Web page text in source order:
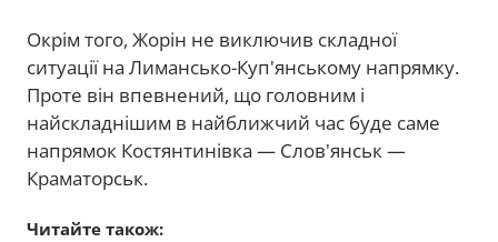
Окрім того, Жорін не виключив складної
ситуації на Лимансько-Куп'янському напрямку.
Проте він впевнений, що головним і
найскладнішим в найближчий час буде саме
напрямок Костянтинівка — Слов'янськ —
Краматорськ.
Читайте також: